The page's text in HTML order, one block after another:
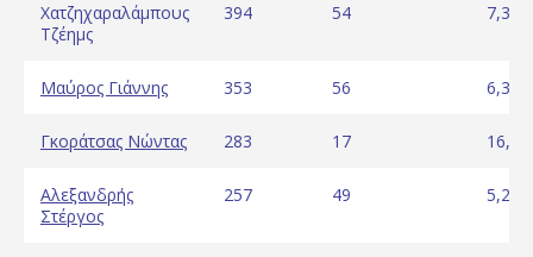
Χατζηχαραλάμπους
Τζέημς
394 54 7,30
Μαύρος Γιάννης 353 56 6,30
Γκοράτσας Νώντας 283 17 16,65
Αλεξανδρής
Στέργος
257 49 5,24